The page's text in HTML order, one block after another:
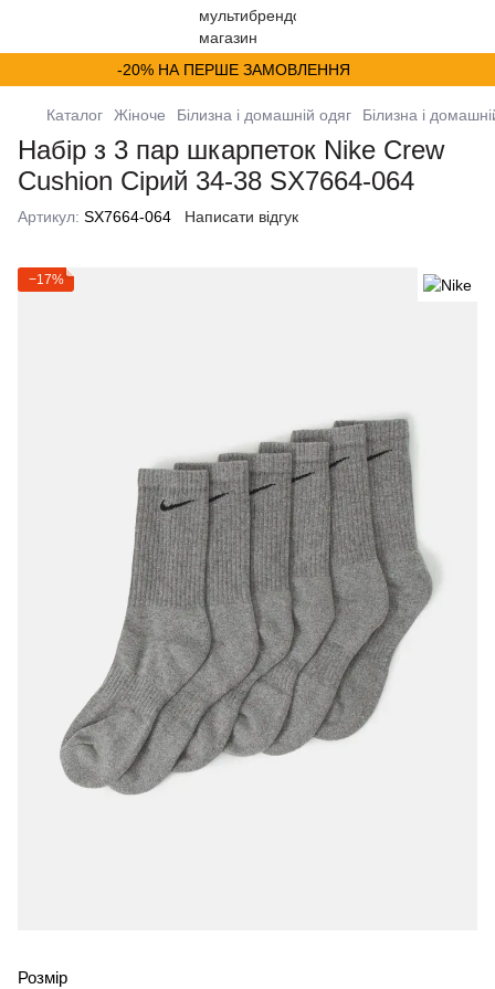
-20% НА ПЕРШЕ ЗАМОВЛЕННЯ
Каталог Жіноче Білизна і домашній одяг Білизна і
Набір з 3 пар шкарпеток Nike Crew
Cushion Сірий 34-38 SX7664-064
Артикул: SX7664-064 Написати відгук
−17%
Розмір